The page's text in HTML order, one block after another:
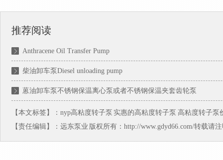
推荐阅读
Anthracene Oil Transfer Pump
柴油卸车泵Diesel unloading pump
蒽油卸车泵不锈钢保温离心泵或者不锈钢保温夹套齿轮泵
【本文标签】： nyp高粘度转子泵 实惠的高粘度转子泵 高粘度转子泵
【责任编辑】： 远东泵业 版权所有：http://www.gdyd66.com/转载请